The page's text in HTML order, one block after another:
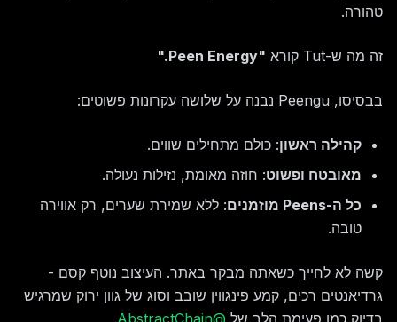
טהורה.
זה מה ש-Tut קורא "Peen Energy."
בבסיסו, Peengu נבנה על שלושה עקרונות פשוטים:
קהילה ראשון: כולם מתחילים שווים.
מאובטח ופשוט: חוזה מאומת, נזילות נעולה.
כל ה-Peens מוזמנים
: ללא שמירת שערים, רק אווירה
טובה.
קשה לא לחייך כשאתה מבקר באתר. העיצוב נוטף קסם -
גרדיאנטים רכים, קמע פינגווין שובב וסוג של גוון ירוק שמרגיש